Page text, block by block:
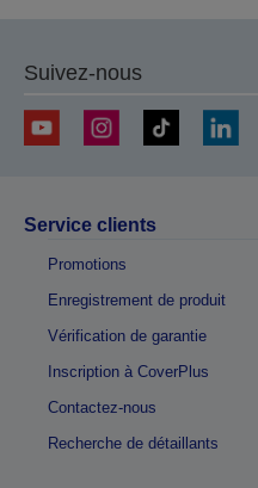
Suivez-nous
Service clients
Promotions
Enregistrement de produit
Vérification de garantie
Inscription à CoverPlus
Contactez-nous
Recherche de détaillants